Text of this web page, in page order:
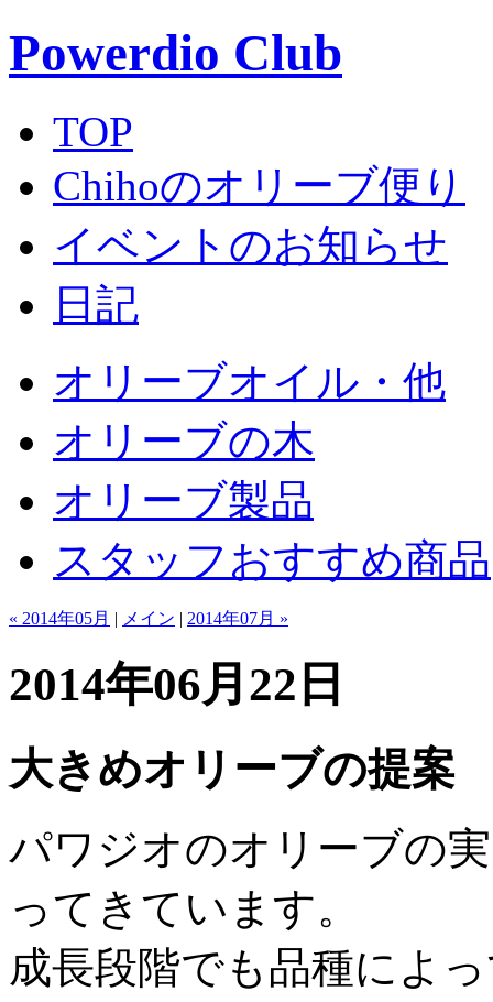
Powerdio Club
TOP
Chihoのオリーブ便り
イベントのお知らせ
日記
オリーブオイル・他
オリーブの木
オリーブ製品
スタッフおすすめ商品
« 2014年05月 | メイン | 2014年07月 »
2014年06月22日
大きめオリーブの提案
パワジオのオリーブの
ってきています。
成長段階でも品種によ